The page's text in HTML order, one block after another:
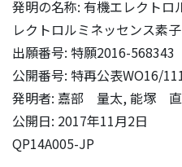
発明の名称: 有機エレクトロ
レクトロルミネッセンス素
出願番号: 特願2016-568343
公開番号: 特再公表WO16/
発明者: 嘉部 量太, 能塚
公開日: 2017年11月2日
QP14A005-JP